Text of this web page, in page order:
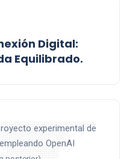
Digital:
Equilibrado.
experimental de
OpenAI